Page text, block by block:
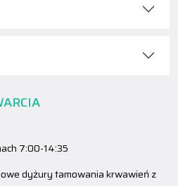
7:00-14:35
dyżury tamowania krwawień z